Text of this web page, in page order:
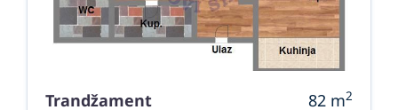
Trandžament 82 m2